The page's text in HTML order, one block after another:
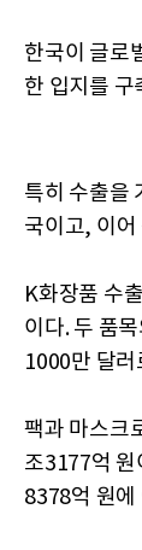
한국이 글로
한 입지를 구
특히 수출을
국이고, 이
K화장품 수
이다. 두 품
1000만 달
팩과 마스크
조3177억 원
8378억 원에